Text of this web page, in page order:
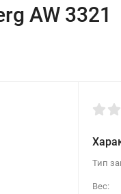
AW 3321
Тип
Вес: